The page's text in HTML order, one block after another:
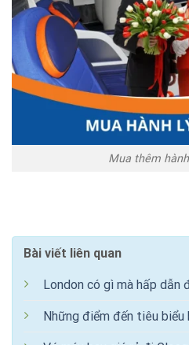
Mua thêm
Bài viết liên quan
London có gì mà hấp dẫn
Những điểm đến tiêu biểu